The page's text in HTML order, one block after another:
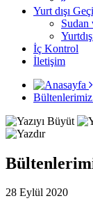
Yurt dışı
Sudan
İç Kontrol
İletişim
Bültenlerimiz
28 Eylül 2020